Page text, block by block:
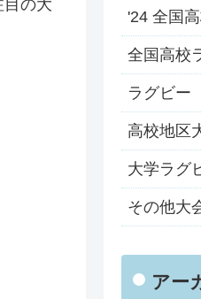
の大
'24 全国
全国高校
ラグビー
高校地区
大学ラグ
その他大
アー